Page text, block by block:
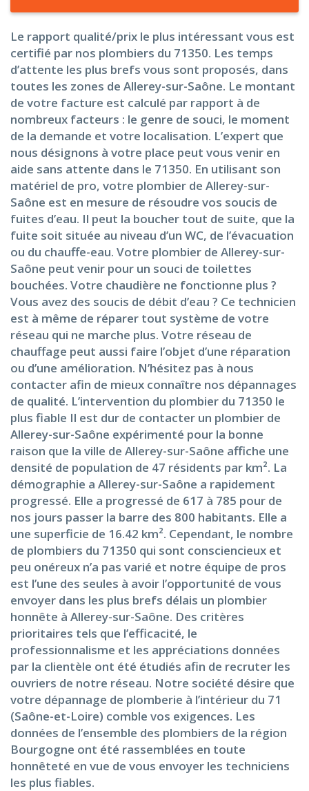
Le rapport qualité/prix le plus intéressant vous est
certifié par nos plombiers du 71350. Les temps
d’attente les plus brefs vous sont proposés, dans
toutes les zones de Allerey-sur-Saône. Le montant
de votre facture est calculé par rapport à de
nombreux facteurs : le genre de souci, le moment
de la demande et votre localisation. L’expert que
nous désignons à votre place peut vous venir en
aide sans attente dans le 71350. En utilisant son
matériel de pro, votre plombier de Allerey-sur-
Saône est en mesure de résoudre vos soucis de
fuites d’eau. Il peut la boucher tout de suite, que la
fuite soit située au niveau d’un WC, de l’évacuation
ou du chauffe-eau. Votre plombier de Allerey-sur-
Saône peut venir pour un souci de toilettes
bouchées. Votre chaudière ne fonctionne plus ?
Vous avez des soucis de débit d’eau ? Ce technicien
est à même de réparer tout système de votre
réseau qui ne marche plus. Votre réseau de
chauffage peut aussi faire l’objet d’une réparation
ou d’une amélioration. N’hésitez pas à nous
contacter afin de mieux connaître nos dépannages
de qualité. L’intervention du plombier du 71350 le
plus fiable Il est dur de contacter un plombier de
Allerey-sur-Saône expérimenté pour la bonne
raison que la ville de Allerey-sur-Saône affiche une
densité de population de 47 résidents par km². La
démographie a Allerey-sur-Saône a rapidement
progressé. Elle a progressé de 617 à 785 pour de
nos jours passer la barre des 800 habitants. Elle a
une superficie de 16.42 km². Cependant, le nombre
de plombiers du 71350 qui sont consciencieux et
peu onéreux n’a pas varié et notre équipe de pros
est l’une des seules à avoir l’opportunité de vous
envoyer dans les plus brefs délais un plombier
honnête à Allerey-sur-Saône. Des critères
prioritaires tels que l’efficacité, le
professionnalisme et les appréciations données
par la clientèle ont été étudiés afin de recruter les
ouvriers de notre réseau. Notre société désire que
votre dépannage de plomberie à l’intérieur du 71
(Saône-et-Loire) comble vos exigences. Les
données de l’ensemble des plombiers de la région
Bourgogne ont été rassemblées en toute
honnêteté en vue de vous envoyer les techniciens
les plus fiables.